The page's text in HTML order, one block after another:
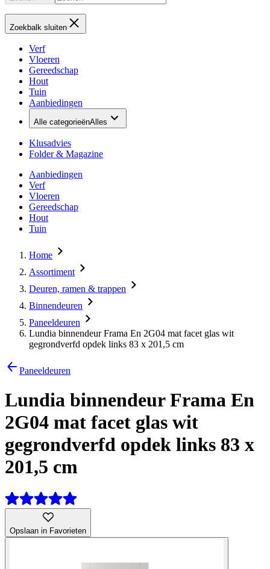
Zoekbalk sluiten
Verf
Vloeren
Gereedschap
Hout
Tuin
Aanbiedingen
Alle categorieënAlles
Klusadvies
Folder & Magazine
Aanbiedingen
Verf
Vloeren
Gereedschap
Hout
Tuin
Home
Assortiment
Deuren, ramen & trappen
Binnendeuren
Paneeldeuren
Lundia binnendeur Frama En 2G04 mat facet glas wit
gegrondverfd opdek links 83 x 201,5 cm
Paneeldeuren
Lundia binnendeur Frama En
2G04 mat facet glas wit
gegrondverfd opdek links 83 x
201,5 cm
Opslaan in Favorieten